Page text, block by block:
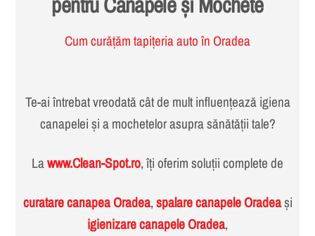
Cum curățăm tapițeria auto în Oradea
Te-ai întrebat vreodată cât de mult influențează igiena
canapelei și a mochetelor asupra sănătății tale?
Lawww.Clean-Spot.ro, îți oferim soluții complete de
curatare canapea Oradea,spalare canapele Oradeași
igienizare canapele Oradea,